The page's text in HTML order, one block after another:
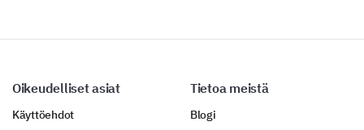
Oikeudelliset asiat
Käyttöehdot
Tietoa meistä
Blogi